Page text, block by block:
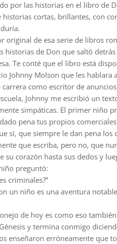
por las historias en el libro de
cortas, brillantes, con
original de esa serie de libros
historias de Don que saltó
Te conté que el libro está
Johnny Molson que les hablara
carrera como escritor de
Johnny me escribió un
simpáticas. El primer niño
pena tus propios
sí, que siempre le dan pena
que escriba, pero no, que
su corazón hasta sus dedos y
preguntó:
criminales?”
un niño es una aventura
de hoy es como eso
y termina conmigo
enseñaron erróneamente que